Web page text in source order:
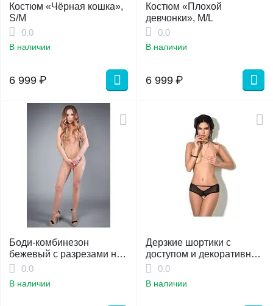
Костюм «Чёрная кошка»,
S/M
0.0
В наличии
6 999 ₽
Костюм «Плохой
девчонки», M/L
0.0
В наличии
6 999 ₽
Боди-комбинезон
бежевый с разрезами на
бедрах, S/L
0.0
В наличии
Дерзкие шортики с
доступом и декоративной
шнуровкой сзади L/XL
0.0
В наличии